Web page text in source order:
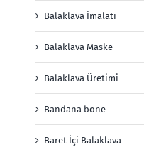
Balaklava İmalatı
Balaklava Maske
Balaklava Üretimi
Bandana bone
Baret İçi Balaklava